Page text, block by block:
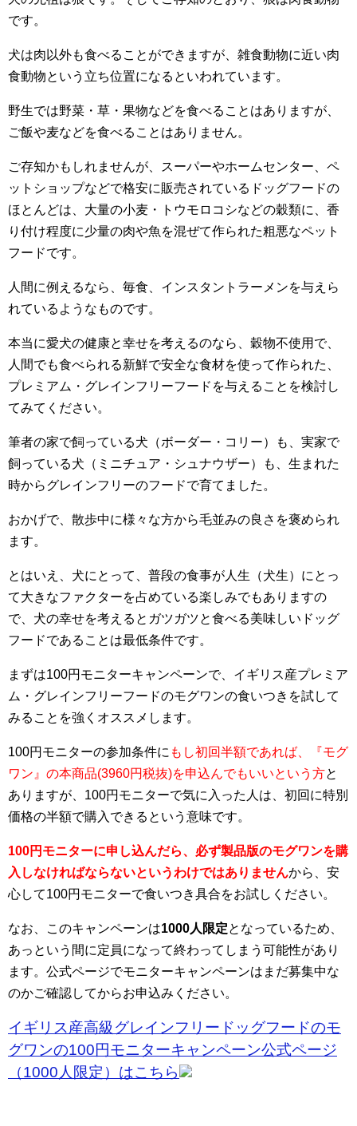
です。
犬は肉以外も食べることができますが、雑食動物に近い肉
食動物という立ち位置になるといわれています。
野生では野菜・草・果物などを食べることはありますが、
ご飯や麦などを食べることはありません。
ご存知かもしれませんが、スーパーやホームセンター、ペ
ットショップなどで格安に販売されているドッグフードの
ほとんどは、大量の小麦・トウモロコシなどの穀類に、香
り付け程度に少量の肉や魚を混ぜて作られた粗悪なペット
フードです。
人間に例えるなら、毎食、インスタントラーメンを与えら
れているようなものです。
本当に愛犬の健康と幸せを考えるのなら、穀物不使用で、
人間でも食べられる新鮮で安全な食材を使って作られた、
プレミアム・グレインフリーフードを与えることを検討し
てみてください。
筆者の家で飼っている犬（ボーダー・コリー）も、実家で
飼っている犬（ミニチュア・シュナウザー）も、生まれた
時からグレインフリーのフードで育てました。
おかげで、散歩中に様々な方から毛並みの良さを褒められ
ます。
とはいえ、犬にとって、普段の食事が人生（犬生）にとっ
て大きなファクターを占めている楽しみでもありますの
で、犬の幸せを考えるとガツガツと食べる美味しいドッグ
フードであることは最低条件です。
まずは100円モニターキャンペーンで、イギリス産プレミア
ム・グレインフリーフードのモグワンの食いつきを試して
みることを強くオススメします。
100円モニターの参加条件に もし初回半額であれば、『モグ
ワン』の本商品(3960円税抜)を申込んでもいいという方と
ありますが、100円モニターで気に入った人は、初回に特別
価格の半額で購入できるという意味です。
100円モニターに申し込んだら、必ず製品版のモグワンを購
入しなければならないというわけではありませんから、安
心して100円モニターで食いつき具合をお試しください。
なお、このキャンペーンは1000人限定となっているため、
あっという間に定員になって終わってしまう可能性があり
ます。公式ページでモニターキャンペーンはまだ募集中な
のかご確認してからお申込みください。
イギリス産高級グレインフリードッグフードのモ
グワンの100円モニターキャンペーン公式ページ
（1000人限定）はこちら